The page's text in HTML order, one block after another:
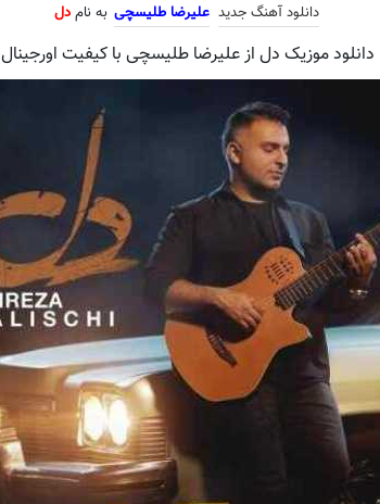
دانلود آهنگ جدید علیرضا طلیسچی به نام دل
دانلود موزیک دل از علیرضا طلیسچی با کیفیت اورجینال